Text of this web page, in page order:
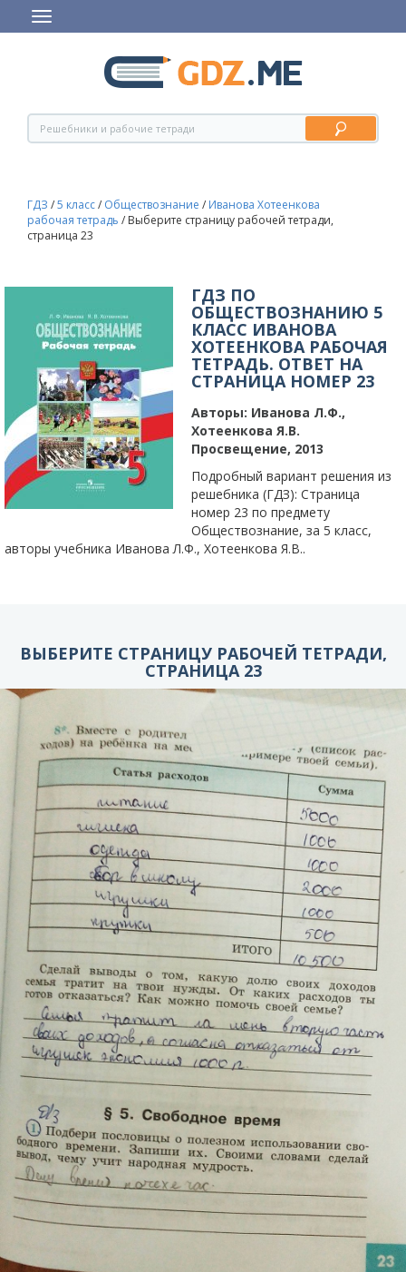
ГДЗ /5 класс/ Обществознание / Иванова Хотеенкова
рабочая тетрадь / Выберите страницу рабочей тетради,
страница 23
ГДЗ ПО
ОБЩЕСТВОЗНАНИЮ 5
КЛАСС ИВАНОВА
ХОТЕЕНКОВА РАБОЧАЯ
ТЕТРАДЬ. ОТВЕТ НА
СТРАНИЦА НОМЕР 23
Авторы: Иванова Л.Ф.,
Хотеенкова Я.В.
Просвещение, 2013
Подробный вариант решения из
решебника (ГДЗ): Страница
номер 23 по предмету
Обществознание, за 5 класс,
авторы учебника Иванова Л.Ф., Хотеенкова Я.В..
ВЫБЕРИТЕ СТРАНИЦУ РАБОЧЕЙ ТЕТРАДИ,
СТРАНИЦА 23